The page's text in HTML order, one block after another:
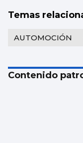
Temas
AUTOMOCIÓN
Contenido